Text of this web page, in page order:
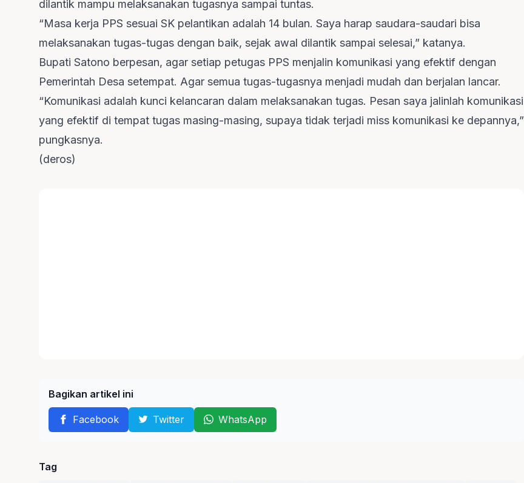
dilantik mampu melaksanakan tugasnya sampai tuntas.
“Masa kerja PPS sesuai SK pelantikan adalah 14 bulan. Saya harap saudara-saudari bisa
melaksanakan tugas-tugas dengan baik, sejak awal dilantik sampai selesai,” katanya.
Bupati Satono berpesan, agar setiap petugas PPS menjalin komunikasi yang efektif dengan
Pemerintah Desa setempat. Agar semua tugas-tugasnya menjadi mudah dan berjalan lancar.
“Komunikasi adalah kunci kelancaran dalam melaksanakan tugas. Pesan saya jalinlah komunikasi
yang efektif di tempat tugas masing-masing, supaya tidak terjadi miss komunikasi ke depannya,”
pungkasnya.
(deros)
Bagikan artikel ini
Facebook Twitter WhatsApp
Tag